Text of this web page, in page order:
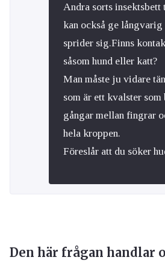
Andra sorts insektsbett
kan också ge långvarig
sprider sig.Finns
såsom hund eller katt?
Man måste ju vidare
som är ett kvalster som
gångar mellan fingrar
hela kroppen.
Föreslår att du söker
Den här frågan handlar